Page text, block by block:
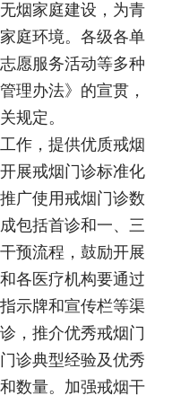
烟家庭建设，为青
庭环境。各级各单
愿服务活动等多种
理办法》的宣贯，
规定。
作，提供优质戒烟
展戒烟门诊标准化
广使用戒烟门诊数
包括首诊和一、三
预流程，鼓励开展
各医疗机构要通过
示牌和宣传栏等渠
，推介优秀戒烟门
诊典型经验及优秀
数量。加强戒烟干